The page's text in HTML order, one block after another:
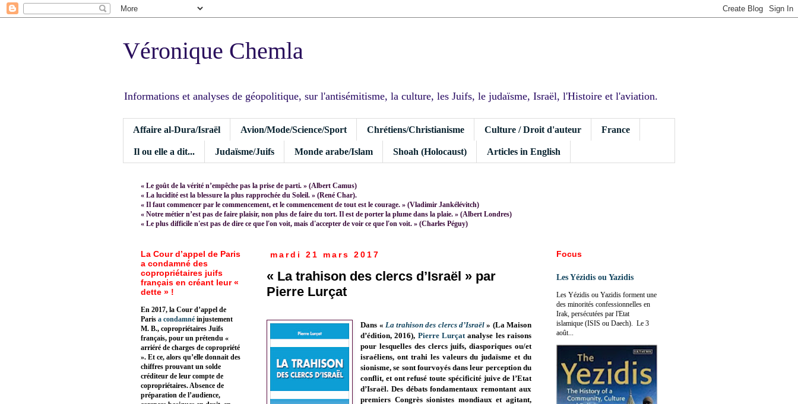
Véronique Chemla
Informations et analyses de géopolitique, sur l'antisémitisme, la culture, les Juifs, le judaïsme, Israël, l'Histoire et l'aviation.
Affaire al-Dura/Israël Avion/Mode/Science/Sport Chrétiens/Christianisme Culture / Droit d'auteur France
Il ou elle a dit... Judaïsme/Juifs Monde arabe/Islam Shoah (Holocaust) Articles in English
« Le goût de la vérité n’empêche pas la prise de parti. » (Albert Camus)
« La lucidité est la blessure la plus rapprochée du Soleil. » (René Char).
« Il faut commencer par le commencement, et le commencement de tout est le courage. » (Vladimir Jankélévitch)
« Notre métier n’est pas de faire plaisir, non plus de faire du tort. Il est de porter la plume dans la plaie. » (Albert Londres)
« Le plus difficile n'est pas de dire ce que l'on voit, mais d'accepter de voir ce que l'on voit. » (Charles Péguy)
mardi 21 mars 2017
« La trahison des clercs d’Israël » par
Pierre Lurçat
Dans « La trahison des clercs d’Israël » (La Maison
d’édition, 2016), Pierre Lurçatanalyse les raisons
pour lesquelles des clercs juifs, diasporiques ou/et
israéliens, ont trahi les valeurs du judaïsme et du
sionisme, se sont fourvoyés dans leur perception du
conflit, et ont refusé toute spécificité juive de l’Etat
d’Israël. Des débats fondamentaux remontant aux
premiers Congrès sionistes mondiaux et agitant,
La Cour d’appel de Paris
a condamné des
copropriétaires juifs
français en créant leur «
dette » !
En 2017, la Cour d’appel de
Paris a condamné injustement
M. B., copropriétaires Juifs
français, pour un prétendu «
arriéré de charges de copropriété
». Et ce, alors qu’elle donnait des
chiffres prouvant un solde
créditeur de leur compte de
copropriétaires. Absence de
préparation de l’audience,
Focus
Les Yézidis ou Yazidis
Les Yézidis ou Yazidis forment une
des minorités confessionnelles en
Irak, persécutées par l'Etat
islamique (ISIS ou Daech). Le 3
août...